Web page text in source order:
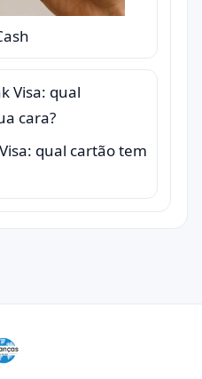
qual cartão tem